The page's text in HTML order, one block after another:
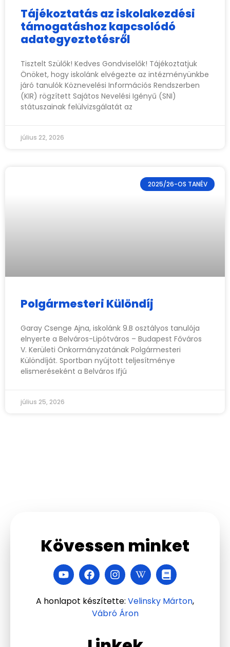
Tájékoztatás az iskolakezdési
támogatáshoz kapcsolódó
adategyeztetésről
Tisztelt Szülők! Kedves Gondviselők! Tájékoztatjuk
Önöket, hogy iskolánk elvégezte az intézményünkbe
járó tanulók Köznevelési Információs Rendszerben
(KIR) rögzített Sajátos Nevelési Igényű (SNI)
státuszainak felülvizsgálatát az
július 22, 2026
2025/26-OS TANÉV
Polgármesteri Különdíj
Garay Csenge Ajna, iskolánk 9.B osztályos tanulója
elnyerte a Belváros-Lipótváros – Budapest Főváros
V. Kerületi Önkormányzatának Polgármesteri
Különdíját. Sportban nyújtott teljesítménye
elismeréseként a Belváros Ifjú
július 25, 2026
Kövessen minket
A honlapot készítette: Velinsky Márton,
Vábró Áron